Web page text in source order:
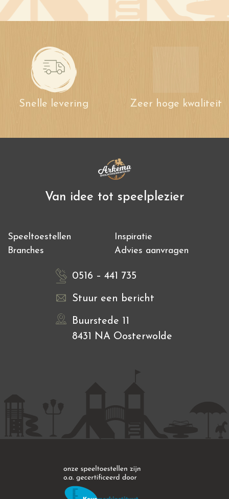
Snelle levering Zeer hoge kwaliteit
Van idee tot speelplezier
Speeltoestellen
Inspiratie
Branches
Advies aanvragen
0516 – 441 735
Stuur een bericht
Buurstede 11
8431 NA Oosterwolde